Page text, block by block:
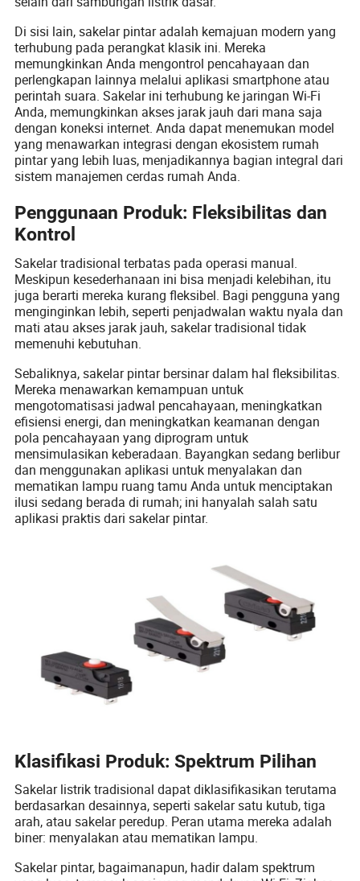
Di sisi lain, sakelar pintar adalah kemajuan modern yang
terhubung pada perangkat klasik ini. Mereka
memungkinkan Anda mengontrol pencahayaan dan
perlengkapan lainnya melalui aplikasi smartphone atau
perintah suara. Sakelar ini terhubung ke jaringan Wi-Fi
Anda, memungkinkan akses jarak jauh dari mana saja
dengan koneksi internet. Anda dapat menemukan model
yang menawarkan integrasi dengan ekosistem rumah
pintar yang lebih luas, menjadikannya bagian integral dari
sistem manajemen cerdas rumah Anda.
Penggunaan Produk: Fleksibilitas dan
Kontrol
Sakelar tradisional terbatas pada operasi manual.
Meskipun kesederhanaan ini bisa menjadi kelebihan, itu
juga berarti mereka kurang fleksibel. Bagi pengguna yang
menginginkan lebih, seperti penjadwalan waktu nyala dan
mati atau akses jarak jauh, sakelar tradisional tidak
memenuhi kebutuhan.
Sebaliknya, sakelar pintar bersinar dalam hal fleksibilitas.
Mereka menawarkan kemampuan untuk
mengotomatisasi jadwal pencahayaan, meningkatkan
efisiensi energi, dan meningkatkan keamanan dengan
pola pencahayaan yang diprogram untuk
mensimulasikan keberadaan. Bayangkan sedang berlibur
dan menggunakan aplikasi untuk menyalakan dan
mematikan lampu ruang tamu Anda untuk menciptakan
ilusi sedang berada di rumah; ini hanyalah salah satu
aplikasi praktis dari sakelar pintar.
Klasifikasi Produk: Spektrum Pilihan
Sakelar listrik tradisional dapat diklasifikasikan terutama
berdasarkan desainnya, seperti sakelar satu kutub, tiga
arah, atau sakelar peredup. Peran utama mereka adalah
biner: menyalakan atau mematikan lampu.
Sakelar pintar, bagaimanapun, hadir dalam spektrum